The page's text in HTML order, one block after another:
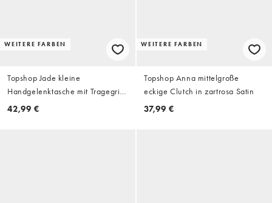
WEITERE FARBEN
Topshop Jade kleine
Handgelenktasche mit Tragegriff
in Gold mit Strasssteinen
42,99 €
WEITERE FARBEN
Topshop Anna mittelgroße
eckige Clutch in zartrosa Satin
37,99 €